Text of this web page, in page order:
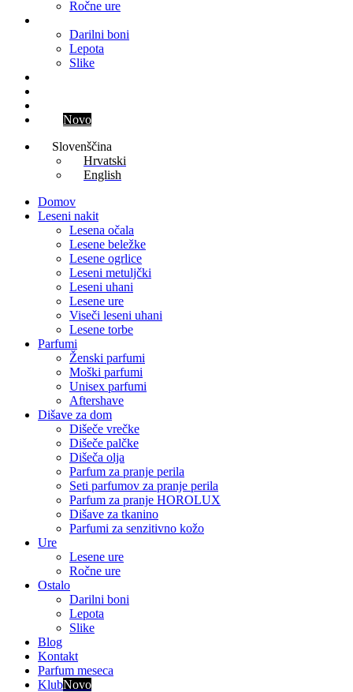
Ročne ure
Darilni boni
Lepota
Slike
Novo
Slovenščina
Hrvatski
English
Domov
Leseni nakit
Lesena očala
Lesene beležke
Lesene ogrlice
Leseni metuljčki
Leseni uhani
Lesene ure
Viseči leseni uhani
Lesene torbe
Parfumi
Ženski parfumi
Moški parfumi
Unisex parfumi
Aftershave
Dišave za dom
Dišeče vrečke
Dišeče palčke
Dišeča olja
Parfum za pranje perila
Seti parfumov za pranje perila
Parfum za pranje HOROLUX
Dišave za tkanino
Parfumi za senzitivno kožo
Ure
Lesene ure
Ročne ure
Ostalo
Darilni boni
Lepota
Slike
Blog
Kontakt
Parfum meseca
KlubNovo